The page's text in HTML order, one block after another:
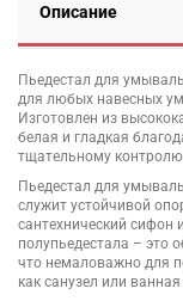
Описание
Пьедестал для
для любых навесных
Изготовлен из
белая и гладкая
тщательному
Пьедестал для
служит устойчивой
сантехнический сифон
полупьедестала – это
что немаловажно для
как санузел или